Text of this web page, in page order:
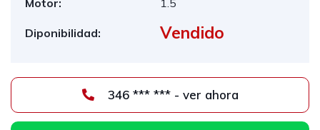
Motor:
1.5
Diponibilidad: Vendido
346 *** *** - ver ahora